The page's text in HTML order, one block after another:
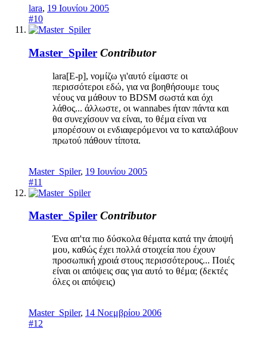
lara, 19 Ιουνίου 2005
#10
Master_Spiler Contributor
lara[E-p], νομίζω γι'αυτό είμαστε οι
περισσότεροι εδώ, για να βοηθήσουμε τους
νέους να μάθουν το BDSM σωστά και όχι
λάθος... άλλωστε, οι wannabes ήταν πάντα και
θα συνεχίσουν να είναι, το θέμα είναι να
μπορέσουν οι ενδιαφερόμενοι να το καταλάβουν
πρωτού πάθουν τίποτα.
Master_Spiler, 19 Ιουνίου 2005
#11
Master_Spiler Contributor
Ένα απ'τα πιο δύσκολα θέματα κατά την άποψή
μου, καθώς έχει πολλά στοιχεία που έχουν
προσωπική χροιά στους περισσότερους... Ποιές
είναι οι απόψεις σας για αυτό το θέμα; (δεκτές
όλες οι απόψεις)
Master_Spiler, 14 Νοεμβρίου 2006
#12